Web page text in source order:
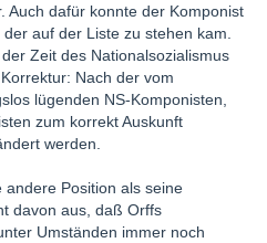
Auch dafür konnte der Komponist
auf der Liste zu stehen kam.
Zeit des Nationalsozialismus
Nach der vom
lügenden NS-Komponisten,
zum korrekt Auskunft
werden.
andere Position als seine
davon aus, daß Orffs
Umständen immer noch